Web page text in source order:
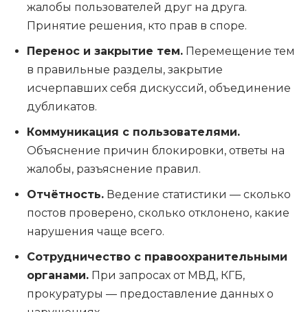
жалобы пользователей друг на друга.
Принятие решения, кто прав в споре.
Перенос и закрытие тем. Перемещение тем
в правильные разделы, закрытие
исчерпавших себя дискуссий, объединение
дубликатов.
Коммуникация с пользователями.
Объяснение причин блокировки, ответы на
жалобы, разъяснение правил.
Отчётность. Ведение статистики — сколько
постов проверено, сколько отклонено, какие
нарушения чаще всего.
Сотрудничество с правоохранительными
органами. При запросах от МВД, КГБ,
прокуратуры — предоставление данных о